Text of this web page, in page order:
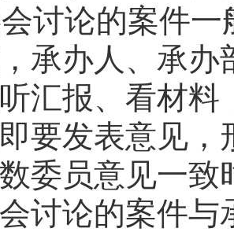
讨论的案件
承办人、承
汇报、看材
要发表意见
委员意见一致
讨论的案件